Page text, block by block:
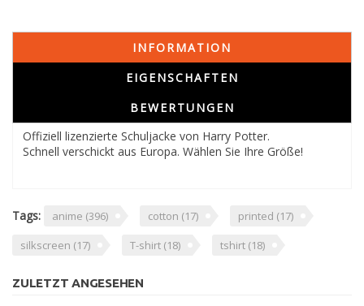
INFORMATION
EIGENSCHAFTEN
BEWERTUNGEN
Offiziell lizenzierte Schuljacke von Harry Potter.
Schnell verschickt aus Europa. Wählen Sie Ihre Größe!
Tags: anime (396) cotton (17) printed (17)
silkscreen (17) T-shirt (18) tshirt (18)
ZULETZT ANGESEHEN